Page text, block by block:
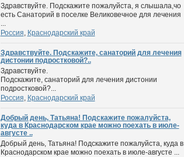
Здравствуйте. Подскажите пожалуйста, я слышала,чо
есть Санаторий в поселке Великовечное для лечения
...
Россия, Краснодарский край
Здравствуйте. Подскажите, санаторий для лечения
дистонии подростковой?..
Здравствуйте.
Подскажите, санаторий для лечения дистонии
подростковой?...
Россия, Краснодарский край
Добрый день, Татьяна! Подскажите пожалуйста,
куда в Краснодарском крае можно поехать в июле-
августе ..
Добрый день, Татьяна! Подскажите пожалуйста, куда в
Краснодарском крае можно поехать в июле-августе ...